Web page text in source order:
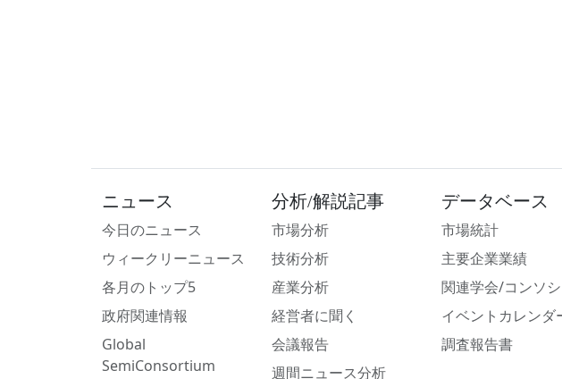
ニュース
今日のニュース
ウィークリーニュース
各月のトップ5
政府関連情報
Global
SemiConsortium
分析/解説記事
市場分析
技術分析
産業分析
経営者に聞く
会議報告
週間ニュース分析
データベース
市場統計
主要企業業績
関連学会/コンソ
イベントカレンダ
調査報告書